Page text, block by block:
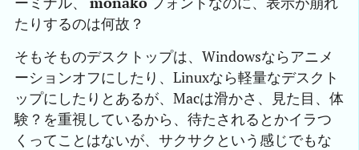
たりするのは何故？
そもそものデスクトップは、Windowsならアニメ
ーションオフにしたり、Linuxなら軽量なデスクト
ップにしたりとあるが、Macは滑かさ、見た目、体
験？を重視しているから、待たされるとかイラつ
くってことはないが、サクサクという感じでもな